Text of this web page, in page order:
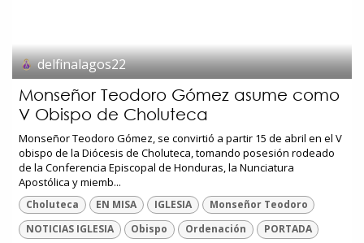
delfinalagos22
Monseñor Teodoro Gómez asume como
V Obispo de Choluteca
Monseñor Teodoro Gómez, se convirtió a partir 15 de abril en el V
obispo de la Diócesis de Choluteca, tomando posesión rodeado
de la Conferencia Episcopal de Honduras, la Nunciatura
Apostólica y miemb...
Choluteca EN MISA IGLESIA
Monseñor Teodoro
NOTICIAS IGLESIA
Obispo Ordenación PORTADA